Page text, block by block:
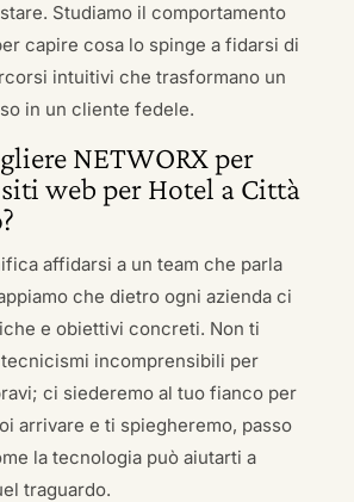
Studiamo il comportamento
capire cosa lo spinge a fidarsi di
intuitivi che trasformano un
in un cliente fedele.
NETWORX per
web per Hotel a Città
affidarsi a un team che parla
che dietro ogni azienda ci
e obiettivi concreti. Non ti
incomprensibili per
ci siederemo al tuo fianco per
arrivare e ti spiegheremo, passo
la tecnologia può aiutarti a
traguardo.